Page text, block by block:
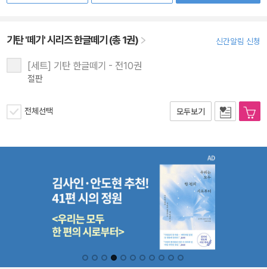
기탄 '떼기' 시리즈 한글떼기 (총 1권) 신간알림 신청
[세트] 기탄 한글떼기 - 전10권
절판
전체선택 모두보기